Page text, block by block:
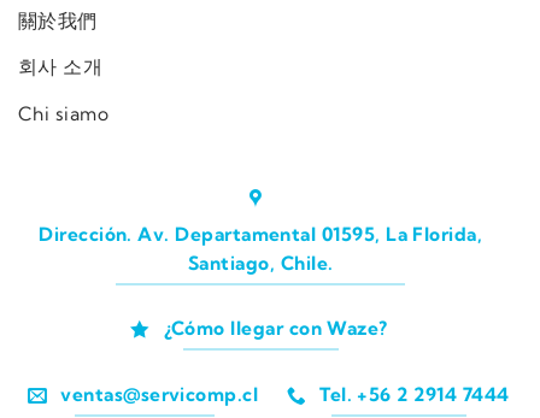
關於我們
회사 소개
Chi siamo
Dirección. Av. Departamental 01595, La Florida,
Santiago, Chile.
¿Cómo llegar con Waze?
ventas@servicomp.cl Tel. +56 2 2914 7444